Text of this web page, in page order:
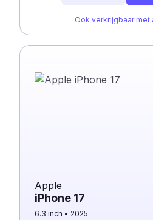
Ook verkrijgbaar met
Apple
iPhone 17
6.3 inch
2025